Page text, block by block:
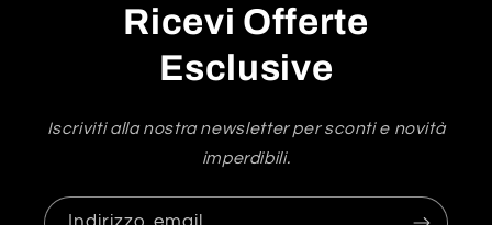
Ricevi Offerte
Esclusive
Iscriviti alla nostra newsletter per sconti e novità
imperdibili.